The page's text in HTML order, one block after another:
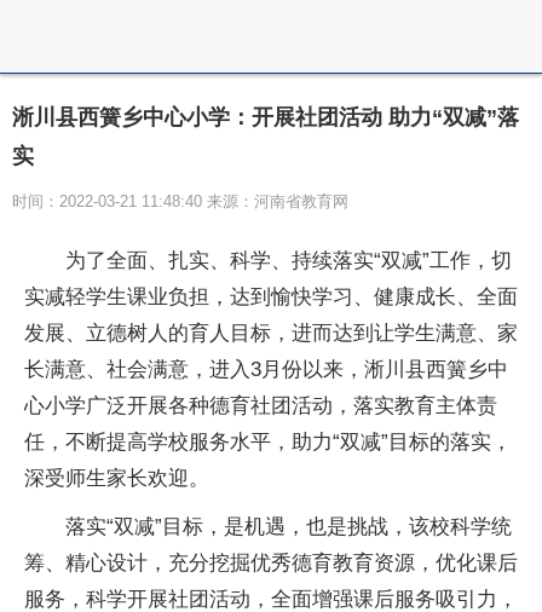
淅川县西簧乡中心小学：开展社团活动 助力“双减”落
实
时间：2022-03-21 11:48:40 来源：河南省教育网
为了全面、扎实、科学、持续落实“双减”工作，切
实减轻学生课业负担，达到愉快学习、健康成长、全面
发展、立德树人的育人目标，进而达到让学生满意、家
长满意、社会满意，进入3月份以来，淅川县西簧乡中
心小学广泛开展各种德育社团活动，落实教育主体责
任，不断提高学校服务水平，助力“双减”目标的落实，
深受师生家长欢迎。
落实“双减”目标，是机遇，也是挑战，该校科学统
筹、精心设计，充分挖掘优秀德育教育资源，优化课后
服务，科学开展社团活动，全面增强课后服务吸引力，